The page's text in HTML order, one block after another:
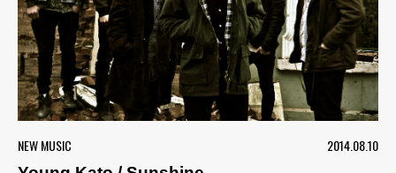
NEW MUSIC
2014.08.10